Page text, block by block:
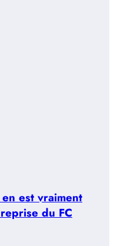
est vraiment
du FC